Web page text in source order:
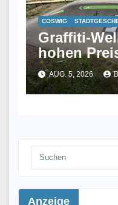
COSWIG
Graffiti-
hohen
AUG. 5, 2026
Anzeige